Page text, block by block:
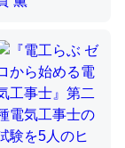
た。調べたら
度。
はなぜ海にいな